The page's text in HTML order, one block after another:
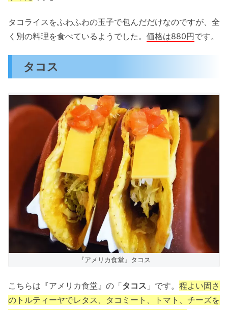
タコライスをふわふわの玉子で包んだだけなのですが、全
く別の料理を食べているようでした。 価格は880円です。
タコス
『アメリカ食堂』タコス
こちらは『アメリカ食堂』の「タコス 」です。 程よい固さ
のトルティーヤでレタス、タコミート、トマト、チーズを